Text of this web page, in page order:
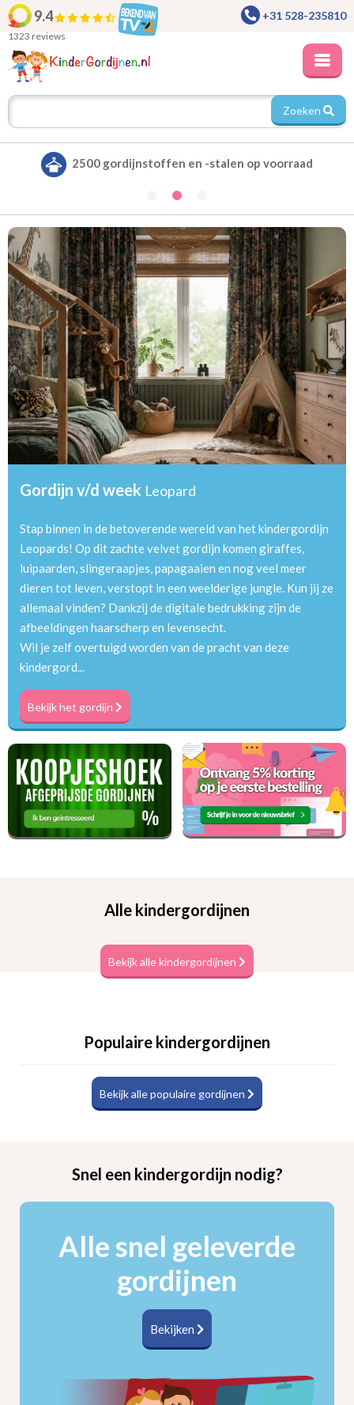
9.4
1323 reviews
+31 528-235810
Zoeken
en -stalen op voorraad Alle gordijnen
Gordijn v/d week Leopard
Stap binnen in de betoverende wereld van het kindergordijn
Leopards! Op dit zachte velvet gordijn komen giraffes,
luipaarden, slingeraapjes, papagaaien en nog veel meer
dieren tot leven, verstopt in een weelderige jungle. Kun jij ze
allemaal vinden? Dankzij de digitale bedrukking zijn de
afbeeldingen haarscherp en levensecht.
Wil je zelf overtuigd worden van de pracht van deze
kindergord...
Bekijk het gordijn
Alle kindergordijnen
Bekijk alle kindergordijnen
Populaire kindergordijnen
Bekijk alle populaire gordijnen
Snel een kindergordijn nodig?
Alle snel geleverde
gordijnen
Bekijken